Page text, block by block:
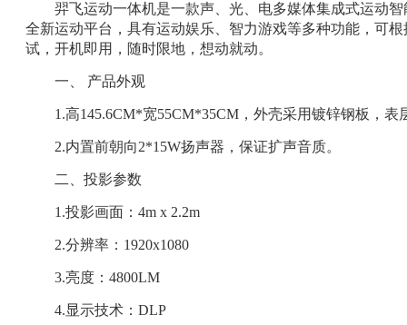
羿飞运动一体机是一款声、光、电多媒体集成式运动
全新运动平台，具有运动娱乐、智力游戏等多种功能，可
试，开机即用，随时限地，想动就动。
一、 产品外观
1.高145.6CM*宽55CM*35CM，外壳采用镀锌钢板，
2.内置前朝向2*15W扬声器，保证扩声音质。
二、投影参数
1.投影画面： 4m x 2.2m
2.分辨率：1920x1080
3.亮度：4800LM
4.显示技术：DLP